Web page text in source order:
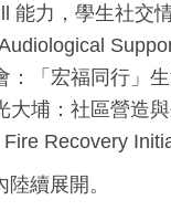
能力，學生社交
：「宏福同行」
埔：社區營造與
Recovery
續展開。